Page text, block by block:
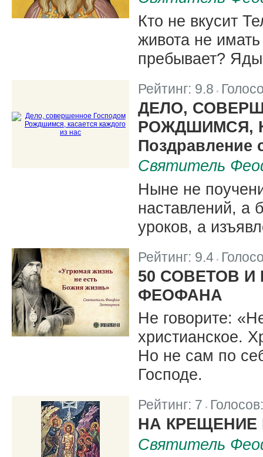
Кто не вкусит
живота не
пребывает?
Рейтинг: 9.8 |
ДЕЛО,
РОЖДШИМСЯ,
Поздравление
Святитель
Ныне не
наставлений, а
уроков, а
Рейтинг: 9.4 |
50 СОВЕТОВ И
ФЕОФАНА
Не говорите:
христианское.
Но не сам по
Господе.
Рейтинг: 7 |
НА КРЕЩЕНИЕ
Святитель